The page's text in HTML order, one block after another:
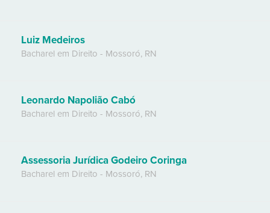
Luiz Medeiros
Bacharel em Direito - Mossoró, RN
Leonardo Napolião Cabó
Bacharel em Direito - Mossoró, RN
Assessoria Jurídica Godeiro Coringa
Bacharel em Direito - Mossoró, RN